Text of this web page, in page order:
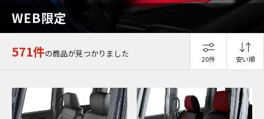
WEB限定
571件の商品が見つかりました
20件 安い順